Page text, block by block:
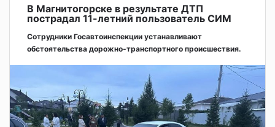
В Магнитогорске в результате ДТП
пострадал 11-летний пользователь СИМ
Сотрудники Госавтоинспекции устанавливают
обстоятельства дорожно-транспортного происшествия.